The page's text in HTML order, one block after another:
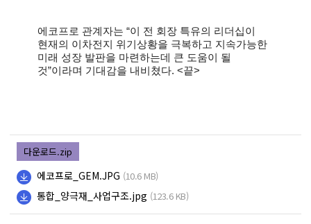
에코프로 관계자는 “이 전 회장 특유의 리더십이
현재의 이차전지 위기상황을 극복하고 지속가능한
미래 성장 발판을 마련하는데 큰 도움이 될
것”이라며 기대감을 내비쳤다. <끝>
다운로드.zip
에코프로_GEM.JPG (10.6 MB)
통합_양극재_사업구조.jpg (123.6 KB)